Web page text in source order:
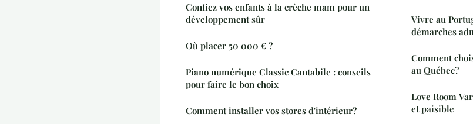
Confiez vos enfants à la crèche mam pour un
développement sûr
Où placer 50 000 € ?
Piano numérique Classic Cantabile : conseils
pour faire le bon choix
Comment installer vos stores d'intérieur?
Vivre au
démarches
Comment
au Québec?
Love Room
et paisible